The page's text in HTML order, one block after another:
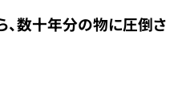
数十年分の物に圧倒さ